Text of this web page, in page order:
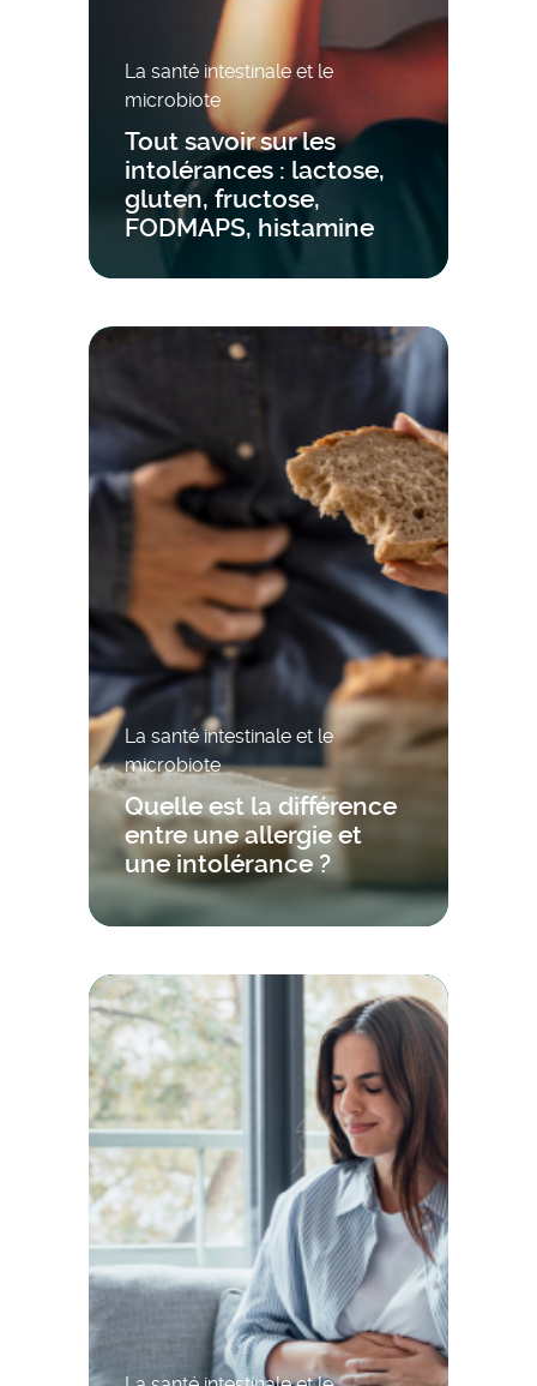
La santé intestinale et le
microbiote
Tout savoir sur les
intolérances : lactose,
gluten, fructose,
FODMAPS, histamine
La santé intestinale et le
microbiote
Quelle est la différence
entre une allergie et
une intolérance ?